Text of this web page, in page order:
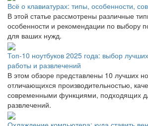
Всё о клавиатурах: типы, особенности,
В этой статье рассмотрены различные
особенности и рекомендации по выбору
для ваших нужд.
Топ-10 ноутбуков 2025 года: выбор
работы и развлечений
В этом обзоре представлены 10 лучших
отличающихся производительностью,
современными функциями, подходящих
развлечений.